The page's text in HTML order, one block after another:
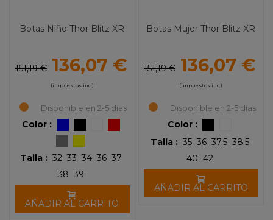
Botas Niño Thor Blitz XR
151,19 € 136,07 €
(impuestos inc.)
Disponible en 2-5 días
Color :
Talla : 32 33 34 36 37
38 39
AÑADIR AL CARRITO
Botas Mujer Thor Blitz XR
151,19 € 136,07 €
(impuestos inc.)
Disponible en 2-5 días
Color :
Talla : 35 36 37.5 38.5
40 42
AÑADIR AL CARRITO